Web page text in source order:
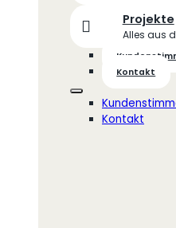
Projekte
Alles aus
Kontakt
Kontakt